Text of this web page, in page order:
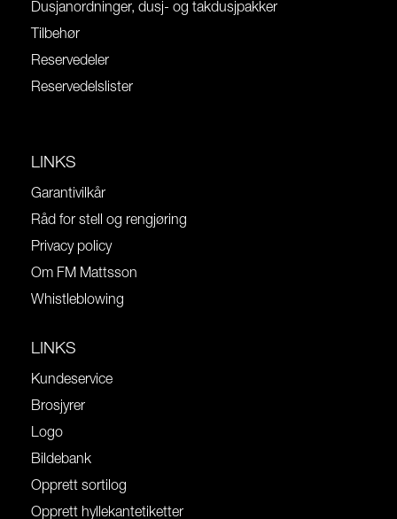
Dusjanordninger, dusj- og takdusjpakker
Tilbehør
Reservedeler
Reservedelslister
LINKS
Garantivilkår
Råd for stell og rengjøring
Privacy policy
Om FM Mattsson
Whistleblowing
LINKS
Kundeservice
Brosjyrer
Logo
Bildebank
Opprett sortilog
Opprett hyllekantetiketter